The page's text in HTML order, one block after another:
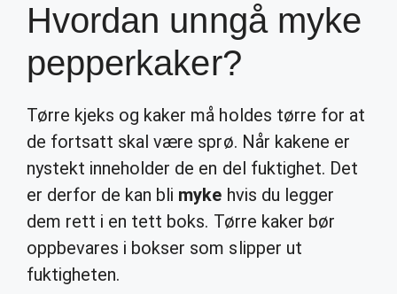
Hvordan unngå myke
pepperkaker?
Tørre kjeks og kaker må holdes tørre for at
de fortsatt skal være sprø. Når kakene er
nystekt inneholder de en del fuktighet. Det
er derfor de kan bli myke hvis du legger
dem rett i en tett boks. Tørre kaker bør
oppbevares i bokser som slipper ut
fuktigheten.